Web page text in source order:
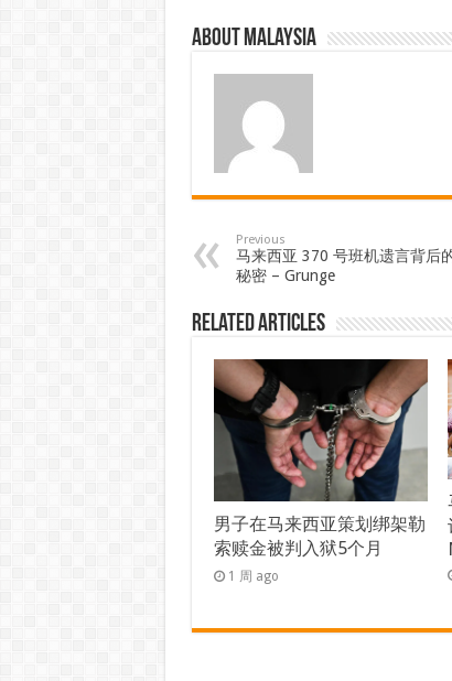
About Malaysia
Previous
马来西亚 370 号班机遗言背后
秘密 – Grunge
Related Articles
男子在马来西亚策划绑架勒
索赎金被判入狱5个月
1 周 ago